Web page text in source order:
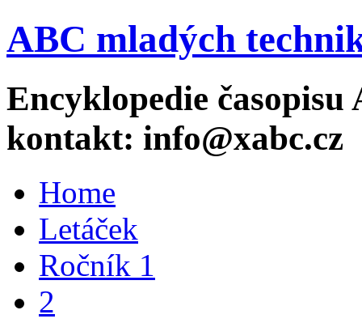
ABC mladých
Encyklopedie časopisu
kontakt: info@xabc.cz
Home
Letáček
Ročník 1
2